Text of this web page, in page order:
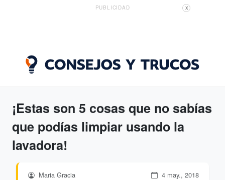
PUBLICIDAD X
¡Estas son 5 cosas que no sabías
que podías limpiar usando la
lavadora!
Maria Gracia 4 may., 2018